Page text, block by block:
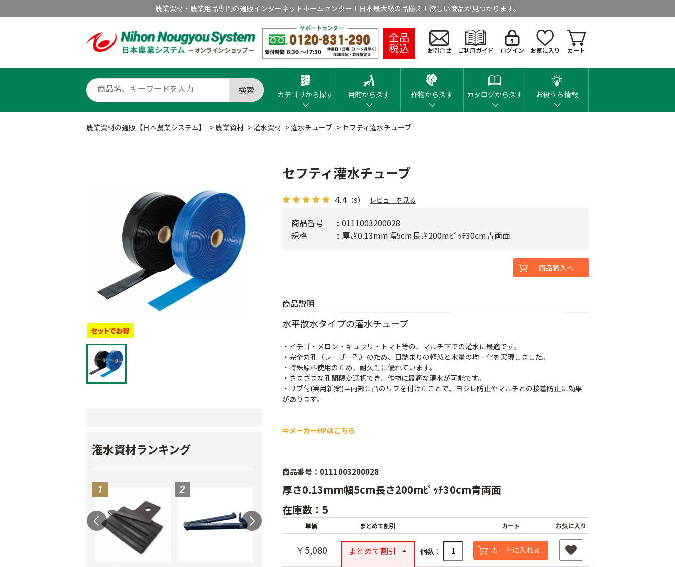
農業資材・農業用品専門の通販インターネットホームセンター！日本最大級の品揃え！欲しい商品が見つかります。
全品
税込 お問合せ ご利用ガイド ログイン お気に入り カート
検索 カテゴリから探す 目的から探す 作物から探す カタログから探す お役立ち情報
農業資材の通販【日本農業システム】 > 農業資材 >灌水資材 >灌水チューブ >セフティ灌水チューブ
潅水資材ランキング
セフティ灌水チューブ
4.4（9） レビューを見る
商品説明
水平散水タイプの灌水チューブ
・イチゴ・メロン・キュウリ・トマト等の、マルチ下での灌水に最適です。
・完全丸孔（レーザー孔）のため、目詰まりの軽減と水量の均一化を実現しました。
・特殊原料使用のため、耐久性に優れています。
・さまざまな孔間隔が選択でき、作物に最適な灌水が可能です。
・リブ付(実用新案)＝内部に凸のリブを付けたことで、ヨジレ防止やマルチとの接着防止に効果
があります。
⇒メーカーHPはこちら
商品番号
0111003200028
規格
厚さ0.13mm幅5cm長さ200mﾋﾟｯﾁ30cm青両面
商品購入へ
商品番号：0111003200028
厚さ0.13mm幅5cm長さ200mﾋﾟｯﾁ30cm青両面
在庫数：5
単価 まとめて割引 カート お気に入り
￥5,080 まとめて割引 個数： カートに入れる